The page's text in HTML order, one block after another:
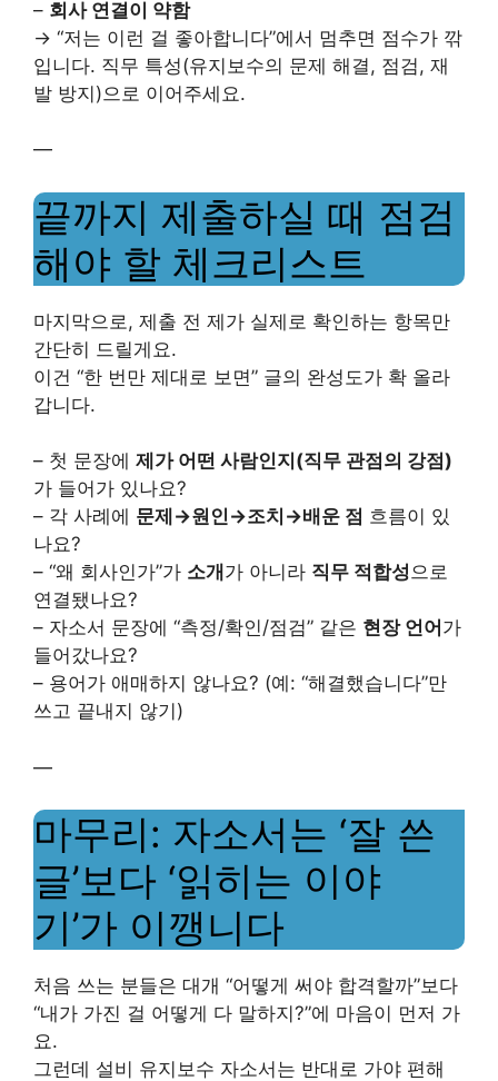
– 회사 연결이 약함
→ “저는 이런 걸 좋아합니다”에서 멈추면 점수가 깎
입니다. 직무 특성(유지보수의 문제 해결, 점검, 재
발 방지)으로 이어주세요.
—
끝까지 제출하실 때 점검
해야 할 체크리스트
마지막으로, 제출 전 제가 실제로 확인하는 항목만
간단히 드릴게요.
이건 “한 번만 제대로 보면” 글의 완성도가 확 올라
갑니다.
– 첫 문장에 제가 어떤 사람인지(직무 관점의 강점)
가 들어가 있나요?
– 각 사례에 문제→원인→조치→배운 점 흐름이 있
나요?
– “왜 회사인가”가 소개 가 아니라 직무 적합성으로
연결됐나요?
– 자소서 문장에 “측정/확인/점검” 같은 현장 언어 가
들어갔나요?
– 용어가 애매하지 않나요? (예: “해결했습니다”만
쓰고 끝내지 않기)
—
마무리: 자소서는 ‘잘 쓴
글’보다 ‘읽히는 이야
기’가 이깽니다
처음 쓰는 분들은 대개 “어떻게 써야 합격할까”보다
“내가 가진 걸 어떻게 다 말하지?”에 마음이 먼저 가
요.
그런데 설비 유지보수 자소서는 반대로 가야 편해